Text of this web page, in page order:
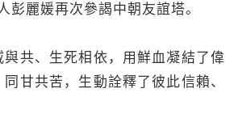
麗媛再次參謁中朝友誼塔。
共、生死相依，用鮮血凝結了偉
甘共苦，生動詮釋了彼此信賴、